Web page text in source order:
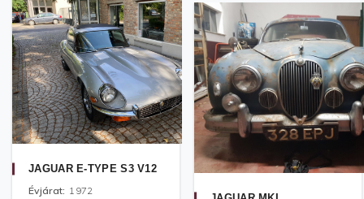
JAGUAR E-TYPE S3 V12
Évjárat: 1972